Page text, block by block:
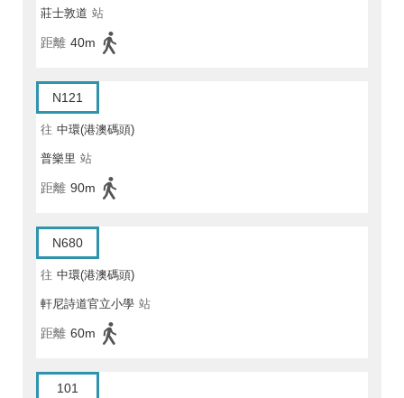
莊士敦道 站
距離 40m
N121
往 中環(港澳碼頭)
普樂里 站
距離 90m
N680
往 中環(港澳碼頭)
軒尼詩道官立小學 站
距離 60m
101